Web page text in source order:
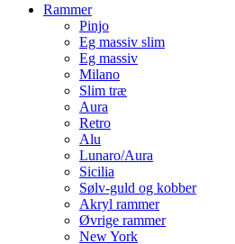
Rammer
Pinjo
Eg massiv slim
Eg massiv
Milano
Slim træ
Aura
Retro
Alu
Lunaro/Aura
Sicilia
Sølv-guld og kobber
Akryl rammer
Øvrige rammer
New York